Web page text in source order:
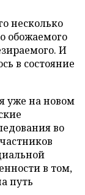
несколько
обожаемого
И
в состояние
уже на новом
во
в том,
путь